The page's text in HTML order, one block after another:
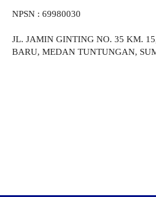
NPSN : 69980030
JL. JAMIN GINTING NO. 35 KM.
BARU, MEDAN TUNTUNGAN,